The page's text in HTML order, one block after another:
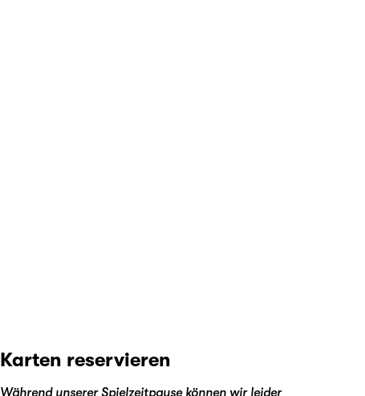
Karten reservieren
Während unserer Spielzeitpause können wir leider